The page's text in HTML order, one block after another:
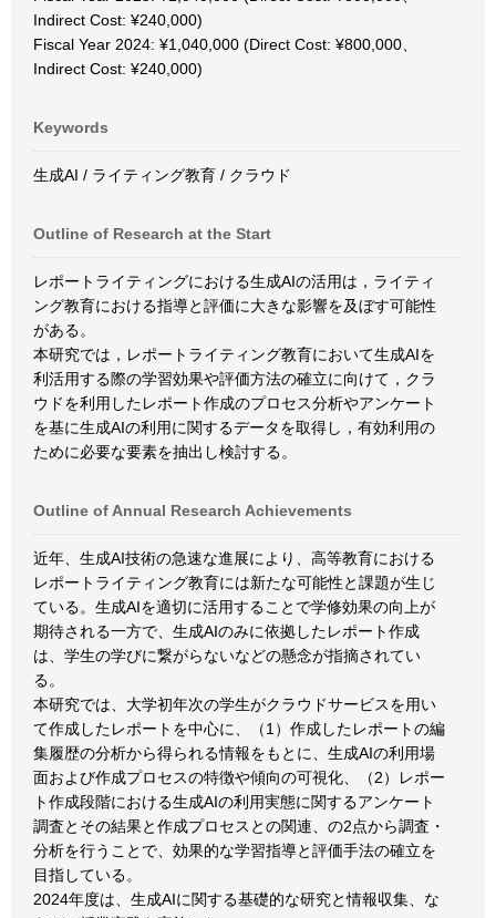
Indirect Cost: ¥240,000)
Fiscal Year 2024: ¥1,040,000 (Direct Cost: ¥800,000、
Indirect Cost: ¥240,000)
Keywords
生成AI / ライティング教育 / クラウド
Outline of Research at the Start
レポートライティングにおける生成AIの活用は，ライティ
ング教育における指導と評価に大きな影響を及ぼす可能性
がある。
本研究では，レポートライティング教育において生成AIを
利活用する際の学習効果や評価方法の確立に向けて，クラ
ウドを利用したレポート作成のプロセス分析やアンケート
を基に生成AIの利用に関するデータを取得し，有効利用の
ために必要な要素を抽出し検討する。
Outline of Annual Research Achievements
近年、生成AI技術の急速な進展により、高等教育における
レポートライティング教育には新たな可能性と課題が生じ
ている。生成AIを適切に活用することで学修効果の向上が
期待される一方で、生成AIのみに依拠したレポート作成
は、学生の学びに繋がらないなどの懸念が指摘されてい
る。
本研究では、大学初年次の学生がクラウドサービスを用い
て作成したレポートを中心に、（1）作成したレポートの編
集履歴の分析から得られる情報をもとに、生成AIの利用場
面および作成プロセスの特徴や傾向の可視化、（2）レポー
ト作成段階における生成AIの利用実態に関するアンケート
調査とその結果と作成プロセスとの関連、の2点から調査・
分析を行うことで、効果的な学習指導と評価手法の確立を
目指している。
2024年度は、生成AIに関する基礎的な研究と情報収集、な